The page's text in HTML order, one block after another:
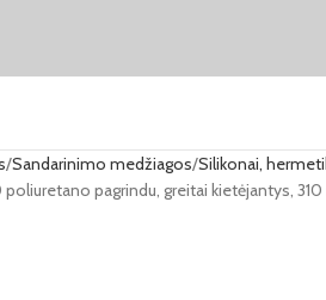
Sandarinimo medžiagos Silikonai,
poliuretano pagrindu, greitai kietėjantys,